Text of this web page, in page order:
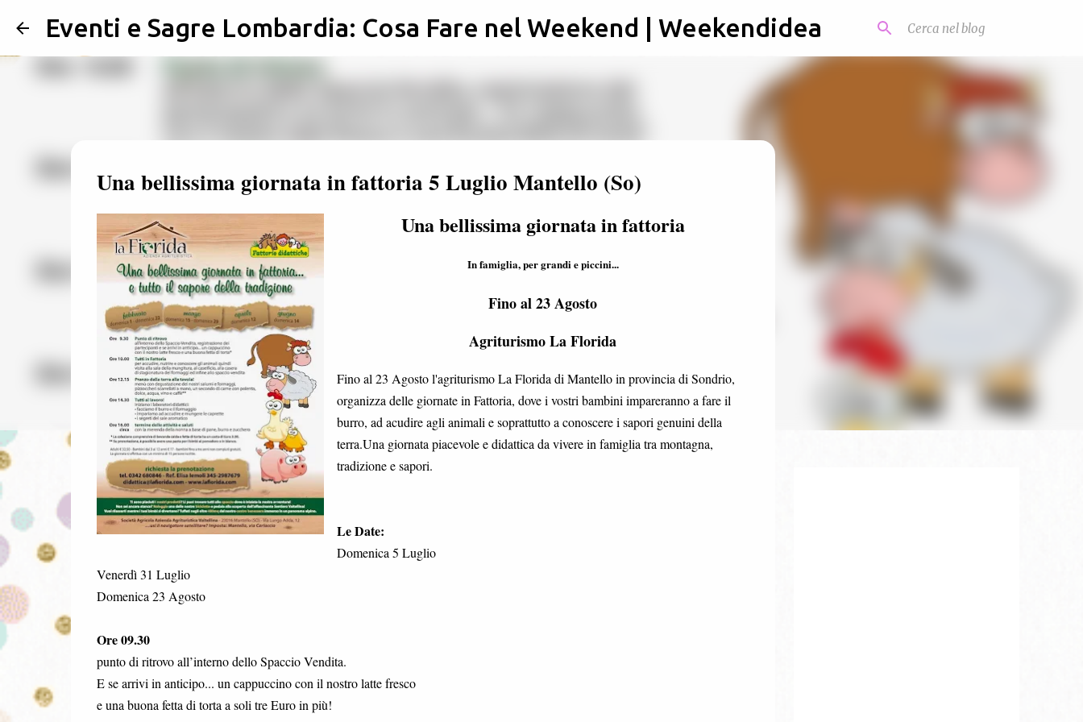
Passa ai contenuti principali
Eventi e Sagre Lombardia: Cosa Fare nel Weekend | Weekendidea
Una bellissima giornata in fattoria 5 Luglio Mantello (So)
Una bellissima giornata in fattoria
In famiglia, per grandi e piccini...
Fino al 23 Agosto
Agriturismo La Florida
Fino al 23 Agosto l'agriturismo La Florida di Mantello in provincia di Sondrio,
organizza delle giornate in Fattoria, dove i vostri bambini impareranno a fare il
burro, ad acudire agli animali e soprattutto a conoscere i sapori genuini della
terra.Una giornata piacevole e didattica da vivere in famiglia tra montagna,
tradizione e sapori.
Le Date:
Domenica 5 Luglio
Venerdì 31 Luglio
Domenica 23 Agosto
Ore 09.30
punto di ritrovo all’interno dello Spaccio Vendita.
E se arrivi in anticipo... un cappuccino con il nostro latte fresco
e una buona fetta di torta a soli tre Euro in più!